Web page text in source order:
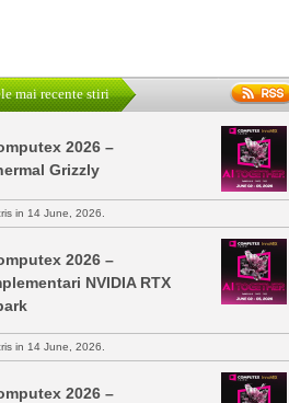
mai recente stiri
2026 –
Grizzly
in 14 June, 2026.
2026 –
NVIDIA RTX
in 14 June, 2026.
2026 –